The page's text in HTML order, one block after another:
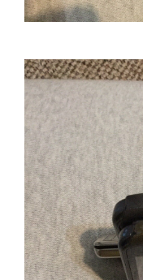
Sony
Touchscreen Lenovo
Touchscreen Samsung
UTOK
Vodafone
Vonino
Wiko
ZTE